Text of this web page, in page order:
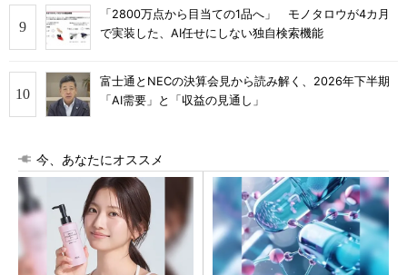
「2800万点から目当ての1品へ」 モノタロウが4カ月
で実装した、AI任せにしない独自検索機能
富士通とNECの決算会見から読み解く、2026年下半期
「AI需要」と「収益の見通し」
今、あなたにオススメ